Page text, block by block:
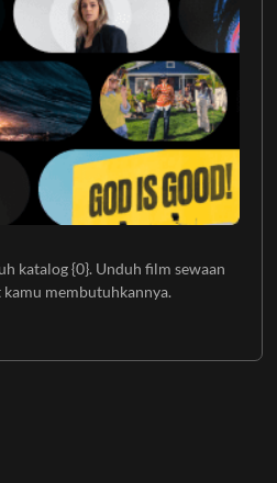
katalog {0}. Unduh film sewaan
membutuhkannya.